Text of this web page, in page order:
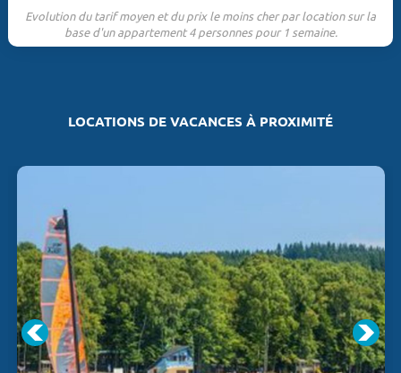
Evolution du tarif moyen et du prix le moins cher par location sur la
base d'un appartement 4 personnes pour 1 semaine.
LOCATIONS DE VACANCES À PROXIMITÉ